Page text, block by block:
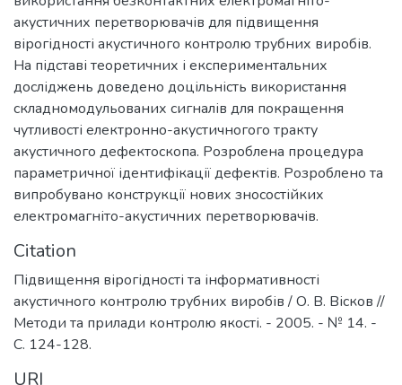
акустичних перетворювачів для підвищення
вірогідності акустичного контролю трубних виробів.
На підставі теоретичних і експериментальних
досліджень доведено доцільність використання
складномодульованих сигналів для покращення
чутливості електронно-акустичногого тракту
акустичного дефектоскопа. Розроблена процедура
параметричної ідентифікації дефектів. Розроблено та
випробувано конструкції нових зносостійких
електромагніто-акустичних перетворювачів.
Citation
Підвищення вірогідності та інформативності
акустичного контролю трубних виробів / О. В. Вісков //
Методи та прилади контролю якості. - 2005. - № 14. -
С. 124-128.
URI